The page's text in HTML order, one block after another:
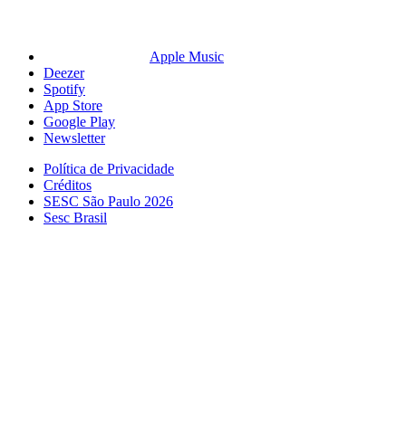
Apple Music
Deezer
Spotify
App Store
Google Play
Newsletter
Política de Privacidade
Créditos
SESC São Paulo 2026
Sesc Brasil